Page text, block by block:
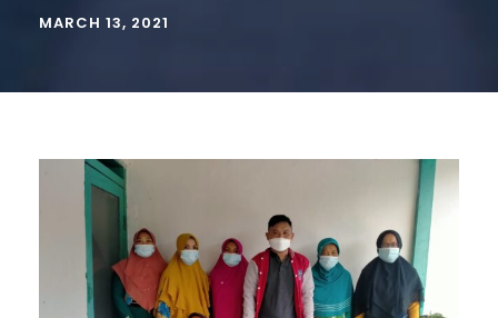
MARCH 13, 2021